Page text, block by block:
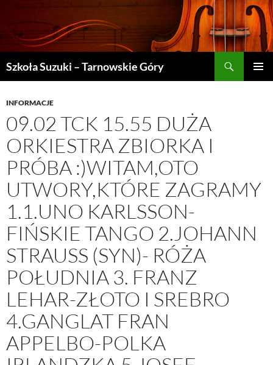
Szkoła Suzuki – Tarnowskie Góry
TREŚCI
INFORMACJE
09.02 TCK 15.55 DUŻA
ORKIESTRA ZBIORKA I
PRÓBA :)WITAM,OTO
UTWORY,KTÓRE ZAGRAMY
1.1.UNO KARLSSON-
FIŃSKIE TANGO 2.JOHANN
STRAUSS (SYN)- RÓŻA
POŁUDNIA 3. FRANZ
LEHAR-ZŁOTO I SREBRO
4.GANGLAT FRAN
APPELBO-POLKA